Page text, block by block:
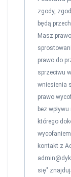
zgody,
będą
Masz
prawo do
sprzeciwu
wniesienia
prawo
bez
którego
kontakt z
się"